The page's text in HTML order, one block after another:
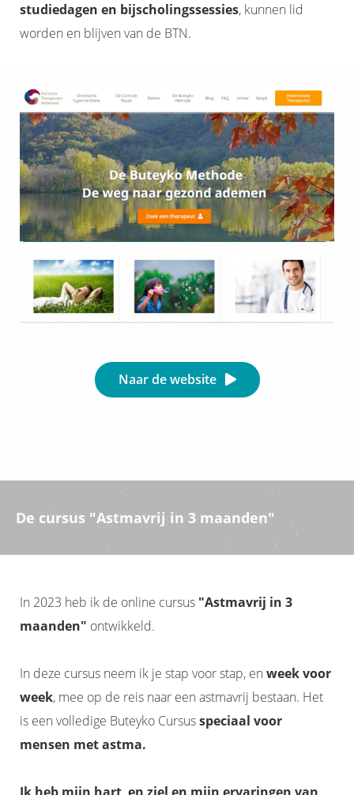
studiedagen en bijscholingssessies, kunnen lid
worden en blijven van de BTN.
Naar de website
De cursus "Astmavrij in 3 maanden"
In 2023 heb ik de online cursus "Astmavrij in 3
maanden" ontwikkeld.
In deze cursus neem ik je stap voor stap, en week voor
week, mee op de reis naar een astmavrij bestaan. Het
is een volledige Buteyko Cursusspeciaal voor
mensen met astma.